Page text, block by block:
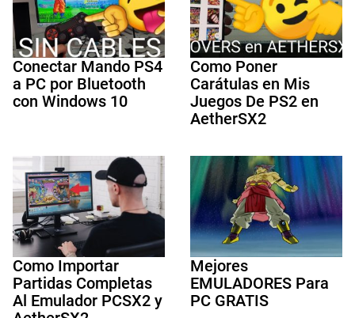
Conectar Mando PS4
a PC por Bluetooth
con Windows 10
Como Poner
Carátulas en Mis
Juegos De PS2 en
AetherSX2
Como Importar
Partidas Completas
Al Emulador PCSX2 y
Mejores
EMULADORES Para
PC GRATIS